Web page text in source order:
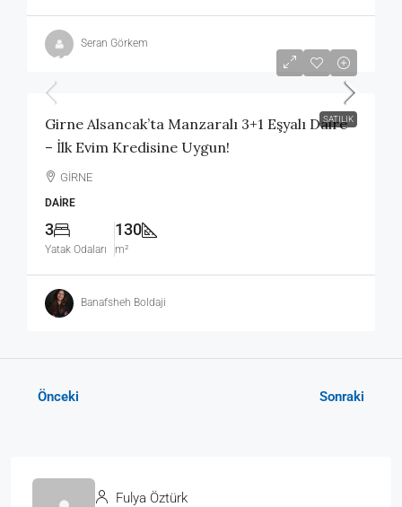
Seran Görkem
SATILIK
£128,000
Girne Alsancak’ta Manzaralı 3+1 Eşyalı Daire
– İlk Evim Kredisine Uygun!
GİRNE
DAIRE
3
Yatak Odaları
130
m²
Banafsheh Boldaji
Önceki Sonraki
Fulya Öztürk